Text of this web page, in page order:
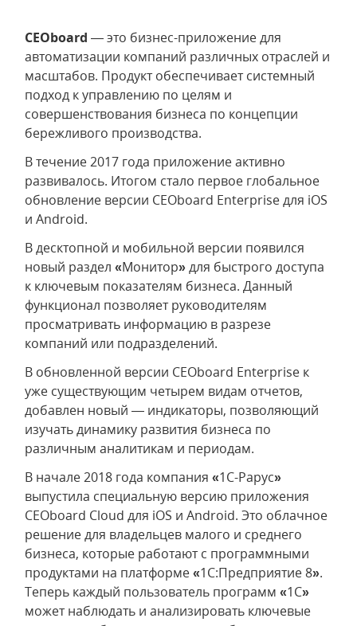
CEOboard — это бизнес-приложение для
автоматизации компаний различных отраслей и
масштабов. Продукт обеспечивает системный
подход к управлению по целям и
совершенствования бизнеса по концепции
бережливого производства.
В течение 2017 года приложение активно
развивалось. Итогом стало первое глобальное
обновление версии CEOboard Enterprise для iOS
и Android.
В десктопной и мобильной версии появился
новый раздел «Монитор»для быстрого доступа
к ключевым показателям бизнеса. Данный
функционал позволяет руководителям
просматривать информацию в разрезе
компаний или подразделений.
В обновленной версии CEOboard Enterprise к
уже существующим четырем видам отчетов,
добавлен новый — индикаторы, позволяющий
изучать динамику развития бизнеса по
различным аналитикам и периодам.
В начале 2018 года компания «1С-Рарус»
выпустила специальную версию приложения
CEOboard Cloud для iOS и Android. Это облачное
решение для владельцев малого и среднего
бизнеса, которые работают с программными
продуктами на платформе«1C:Предприятие 8».
Теперь каждый пользователь программ «1С»
может наблюдать и анализировать ключевые